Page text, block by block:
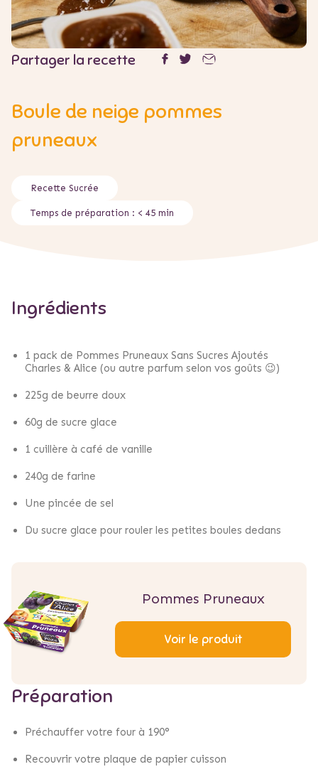
Partager la recette
Boule de neige pommes
pruneaux
Recette Sucrée
Temps de préparation : < 45 min
Ingrédients
1 pack de Pommes Pruneaux Sans Sucres Ajoutés
Charles & Alice (ou autre parfum selon vos goûts 😉)
225g de beurre doux
60g de sucre glace
1 cuillère à café de vanille
240g de farine
Une pincée de sel
Du sucre glace pour rouler les petites boules dedans
Pommes Pruneaux
Voir le produit
Préparation
Préchauffer votre four à 190°
Recouvrir votre plaque de papier cuisson